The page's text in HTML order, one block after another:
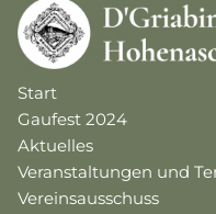
Start
Gaufest 2024
Aktuelles
Veranstaltungen und
Vereinsausschuss